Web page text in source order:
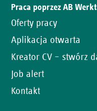
Praca poprzez AB Werkt
Oferty pracy
Aplikacja otwarta
Kreator CV – stwórz
Job alert
Kontakt